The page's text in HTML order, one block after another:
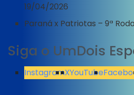
19/04/2026
Paraná x Patriotas – 9ª
Siga o UmDois
InstagramXYouTube